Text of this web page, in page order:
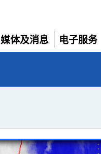
媒体及消息
展
电子服务
展